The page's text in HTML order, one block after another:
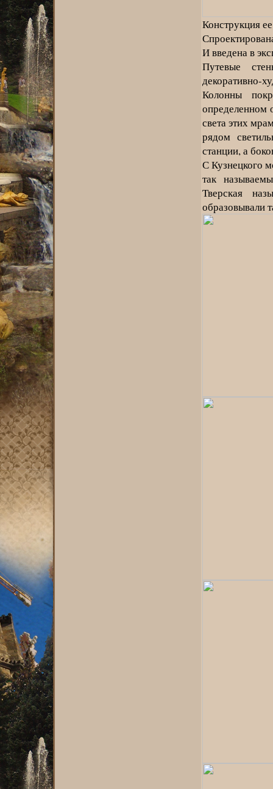
Конструкция
И введена в
Путевые
декоративно-
Колонны
определенном
света этих
рядом
станции, а
С Кузнецкого
так
Тверская
образовывали